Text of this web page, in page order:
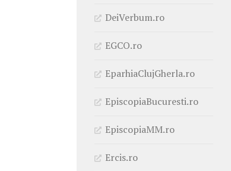
DeiVerbum.ro
EGCO.ro
EparhiaClujGherla.ro
EpiscopiaBucuresti.ro
EpiscopiaMM.ro
Ercis.ro